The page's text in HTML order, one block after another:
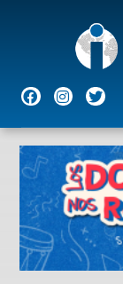
NACIONALES